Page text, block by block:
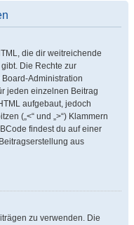
die dir weitreichende
Die Rechte zur
Administration
jeden einzelnen Beitrag
aufgebaut, jedoch
(„<“ und „>“) Klammern
findest du auf einer
aus
zu verwenden. Die